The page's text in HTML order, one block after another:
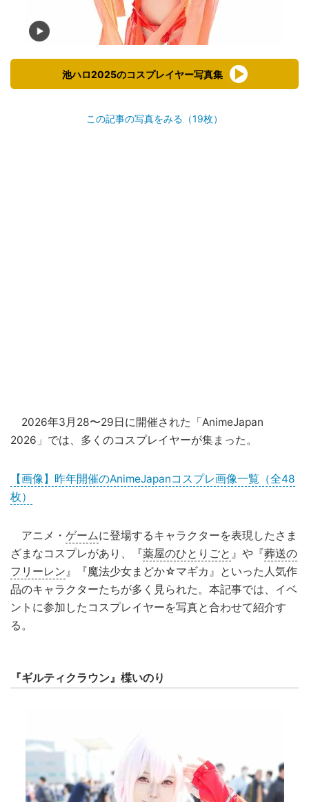
池ハロ2025のコスプレイヤー写真集
この記事の写真をみる（19枚）
2026年3月28〜29日に開催された「AnimeJapan
2026」では、多くのコスプレイヤーが集まった。
【画像】昨年開催のAnimeJapanコスプレ画像一覧（全48
枚）
アニメ・ ゲームに登場するキャラクターを表現したさま
ざまなコスプレがあり、『薬屋のひとりごと 』や『葬送の
フリーレン』『魔法少女まどか☆マギカ』といった人気作
品のキャラクターたちが多く見られた。本記事では、イベ
ントに参加したコスプレイヤーを写真と合わせて紹介す
る。
『ギルティクラウン』楪いのり